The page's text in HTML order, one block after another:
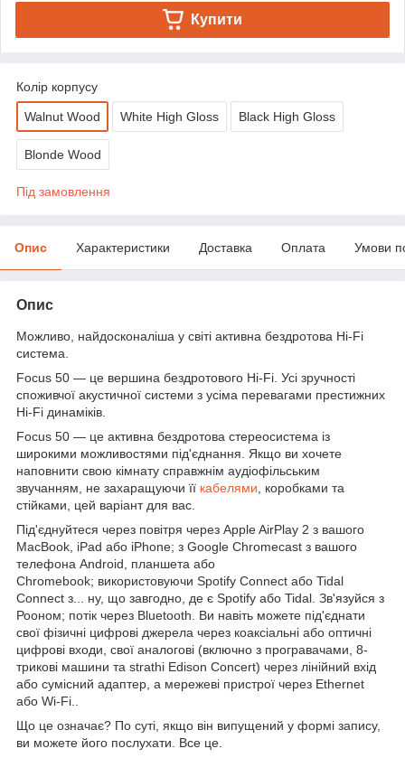
Купити
Колір корпусу
Walnut Wood White High Gloss Black High Gloss
Blonde Wood
Під замовлення
Опис Характеристики Доставка Оплата Умови
Опис
Можливо, найдосконаліша у світі активна бездротова Hi-Fi
система.
Focus 50 — це вершина бездротового Hi-Fi. Усі зручності
споживчої акустичної системи з усіма перевагами престижних
Hi-Fi динаміків.
Focus 50 — це активна бездротова стереосистема із
широкими можливостями під'єднання. Якщо ви хочете
наповнити свою кімнату справжнім аудіофільським
звучанням, не захаращуючи її кабелями , коробками та
стійками, цей варіант для вас.
Під'єднуйтеся через повітря через Apple AirPlay 2 з вашого
MacBook, iPad або iPhone; з Google Chromecast з вашого
телефона Android, планшета або
Chromebook; використовуючи Spotify Connect або Tidal
Connect з... ну, що завгодно, де є Spotify або Tidal. Зв'язуйся з
Рооном; потік через Bluetooth. Ви навіть можете під'єднати
свої фізичні цифрові джерела через коаксіальні або оптичні
цифрові входи, свої аналогові (включно з програвачами, 8-
трикові машини та strathi Edison Concert) через лінійний вхід
або сумісний адаптер, а мережеві пристрої через Ethernet
або Wi-Fi..
Що це означає? По суті, якщо він випущений у формі запису,
ви можете його послухати. Все це.